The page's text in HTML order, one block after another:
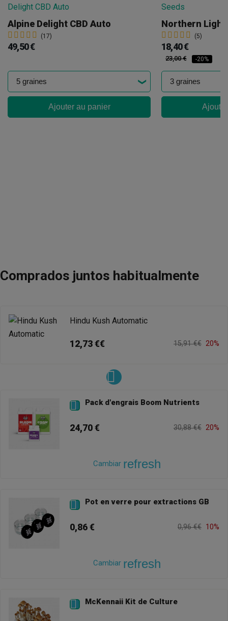
Alpine Delight CBD Auto
(17)
49,50 €
Ajouter au panier
(5)
18,40 €
23,00 € -20%
Comprados juntos habitualmente
Hindu Kush Automatic
12,73 €€ 15,91 €€ 20%
 Pack d'engrais Boom Nutrients
24,70 € 30,88 €€ 20%
Cambiar refresh
 Pot en verre pour extractions GB
0,86 € 0,96 €€ 10%
Cambiar refresh
 McKennaii Kit de Culture